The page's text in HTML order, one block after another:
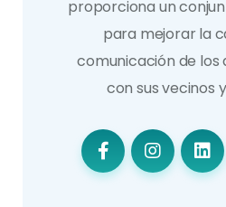
proporciona un
para mejorar la
comunicación de
con sus vecinos